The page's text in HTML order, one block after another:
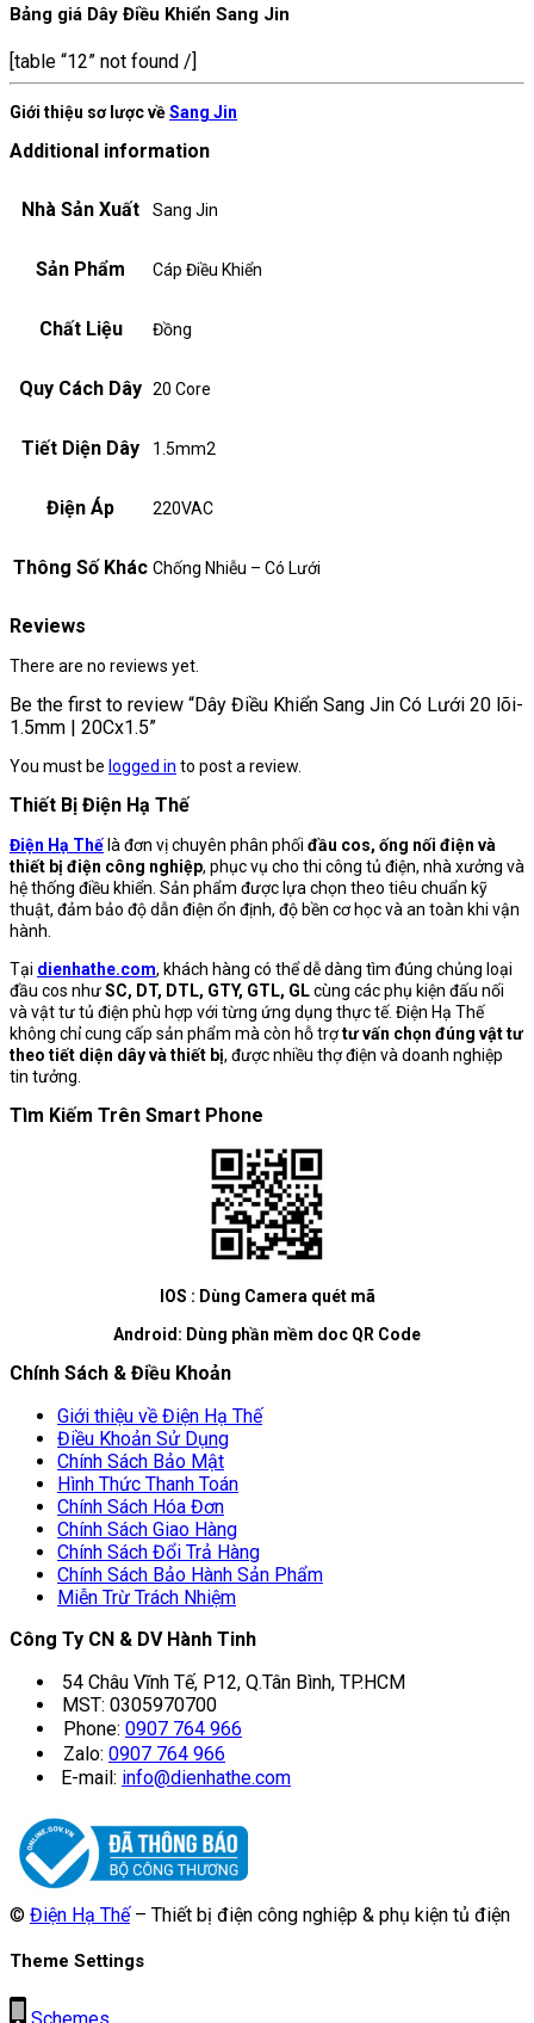
Bảng giá Dây Điều Khiển Sang Jin
[table “12” not found /]
Giới thiệu sơ lược vềSang Jin
Additional information
Nhà Sản Xuất Sang Jin
Sản Phẩm Cáp Điều Khiển
Chất Liệu Đồng
Quy Cách Dây 20 Core
Tiết Diện Dây 1.5mm2
Điện Áp 220VAC
Thông Số Khác Chống Nhiễu – Có Lưới
Reviews
There are no reviews yet.
Be the first to review “Dây Điều Khiển Sang Jin Có Lưới 20 lõi-
1.5mm | 20Cx1.5”
You must be logged in to post a review.
Thiết Bị Điện Hạ Thế
Điện Hạ Thế là đơn vị chuyên phân phối đầu cos, ống nối điện và
thiết bị điện công nghiệp, phục vụ cho thi công tủ điện, nhà xưởng và
hệ thống điều khiển. Sản phẩm được lựa chọn theo tiêu chuẩn kỹ
thuật, đảm bảo độ dẫn điện ổn định, độ bền cơ học và an toàn khi vận
hành.
Tại dienhathe.com, khách hàng có thể dễ dàng tìm đúng chủng loại
đầu cos nhưSC, DT, DTL, GTY, GTL, GLcùng các phụ kiện đấu nối
và vật tư tủ điện phù hợp với từng ứng dụng thực tế. Điện Hạ Thế
không chỉ cung cấp sản phẩm mà còn hỗ trợtư vấn chọn đúng vật tư
theo tiết diện dây và thiết bị, được nhiều thợ điện và doanh nghiệp
tin tưởng.
Tìm Kiếm Trên Smart Phone
IOS : Dùng Camera quét mã
Android: Dùng phần mềm doc QR Code
Chính Sách & Điều Khoản
Giới thiệu về Điện Hạ Thế
Điều Khoản Sử Dụng
Chính Sách Bảo Mật
Hình Thức Thanh Toán
Chính Sách Hóa Đơn
Chính Sách Giao Hàng
Chính Sách Đổi Trả Hàng
Chính Sách Bảo Hành Sản Phẩm
Miễn Trừ Trách Nhiệm
Công Ty CN & DV Hành Tinh
54 Châu Vĩnh Tế, P12, Q.Tân Bình, TP.HCM
MST: 0305970700
Phone: 0907 764 966
Zalo: 0907 764 966
E-mail: info@dienhathe.com
© Điện Hạ Thế– Thiết bị điện công nghiệp & phụ kiện tủ điện
Theme Settings